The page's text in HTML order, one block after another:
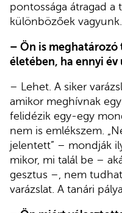
pontossága átragad a
különbözőek
– Ön is
életében, ha ennyi
– Lehet. A siker
amikor meghívnak
felidézik egy-egy
nem is emlékszem.
jelentett” – mondják
mikor, mi talál be –
gesztus –, nem
varázslat. A tanári